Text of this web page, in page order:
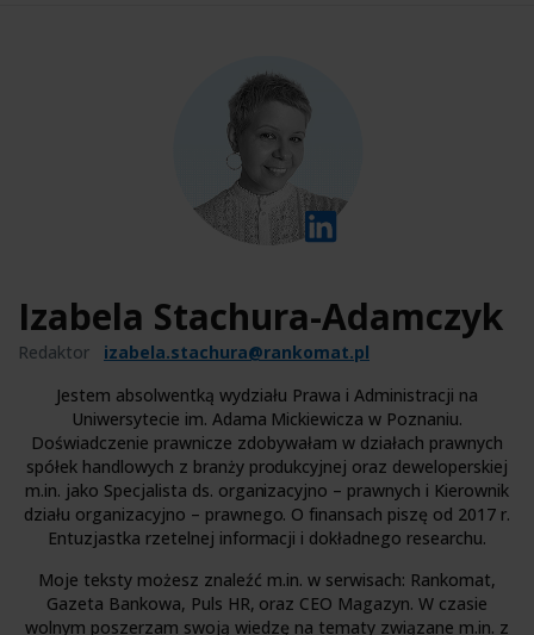
Izabela Stachura-Adamczyk
Redaktor
izabela.stachura@rankomat.pl
Jestem absolwentką wydziału Prawa i Administracji na
Uniwersytecie im. Adama Mickiewicza w Poznaniu.
Doświadczenie prawnicze zdobywałam w działach prawnych
spółek handlowych z branży produkcyjnej oraz deweloperskiej
m.in. jako Specjalista ds. organizacyjno – prawnych i Kierownik
działu organizacyjno – prawnego. O finansach piszę od 2017 r.
Entuzjastka rzetelnej informacji i dokładnego researchu.
Moje teksty możesz znaleźć m.in. w serwisach: Rankomat,
Gazeta Bankowa, Puls HR, oraz CEO Magazyn. W czasie
wolnym poszerzam swoją wiedzę na tematy związane m.in. z